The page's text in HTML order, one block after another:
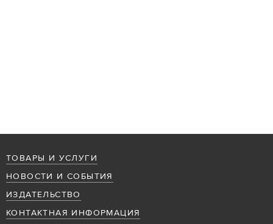
ТОВАРЫ И УСЛУГИ
НОВОСТИ И СОБЫТИЯ
ИЗДАТЕЛЬСТВО
КОНТАКТНАЯ ИНФОРМАЦИЯ